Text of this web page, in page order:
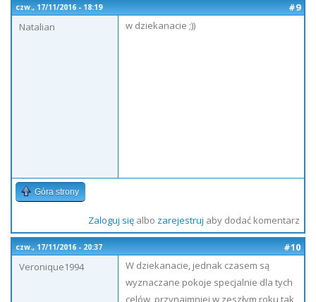
czw., 17/11/2016 - 18:19
#9
Natalian
w dziekanacie ;))
Góra strony
Zaloguj sięalbo zarejestruj aby dodać komentarz
czw., 17/11/2016 - 20:37
#10
Veronique1994
W dziekanacie, jednak czasem są
wyznaczane pokoje specjalnie dla tych
celów, przynajmniej w zeszłym roku tak